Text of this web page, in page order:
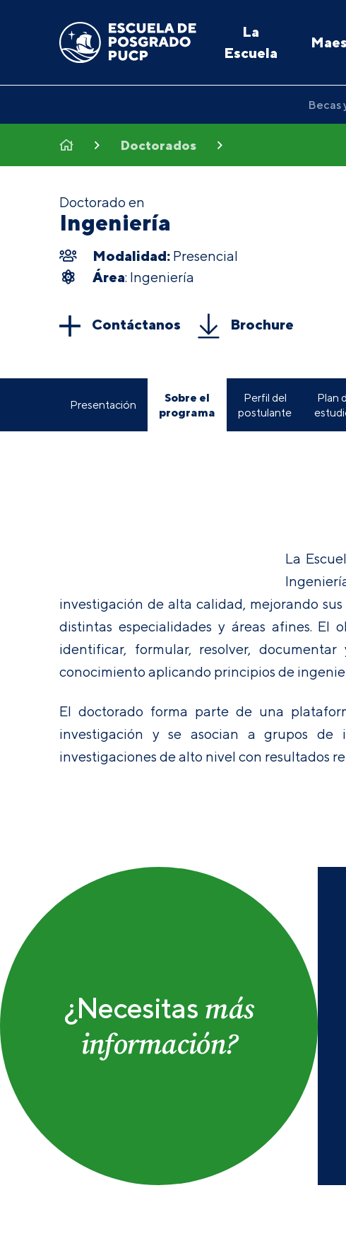
La
Escuela
Becas
Doctorados
Doctorado en
Ingeniería
Modalidad: Presencial
Área: Ingeniería
Contáctanos Brochure
Presentación
Sobre el
programa
Perfil del
postulante
Plan
La
investigación de alta calidad, mejorando
distintas especialidades y áreas afines.
identificar, formular, resolver,
conocimiento aplicando principios de
El doctorado forma parte de una
investigación y se asocian a grupos de
investigaciones de alto nivel con resultados
¿Necesitas más
información?